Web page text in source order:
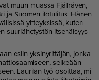
muun mu­as­sa Fjäl­l­rä­ven,
ja Suo­men ilo­tu­li­tus. Hä­nen
yh­teyk­sis­sä, ku­ten
suur­lä­he­tys­tön it­se­näi­syys­
esiin yk­si­ny­rit­tä­jän, jon­ka
sel­ke­ään
Lau­ri­lan työ osoit­taa, mi­